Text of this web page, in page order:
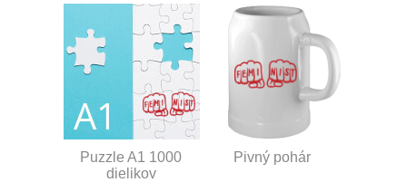
Puzzle A1 1000
dielikov
Pivný pohár